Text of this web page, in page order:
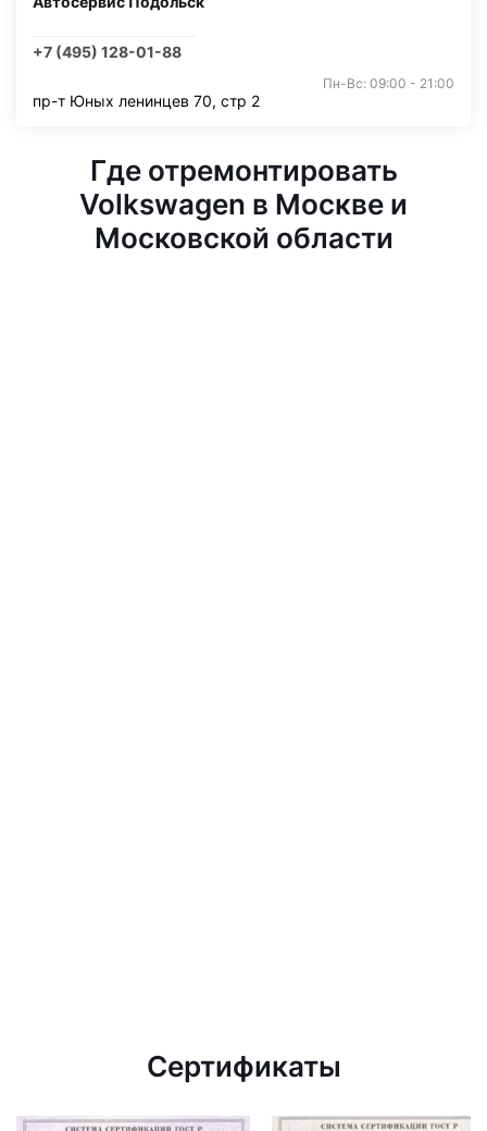
+7 (495) 128-01-88
Пн-Вс: 09:00 - 21:00
пр-т Юных ленинцев 70, стр 2
Где отремонтировать
Volkswagen в Москве и
Московской области
Сертификаты